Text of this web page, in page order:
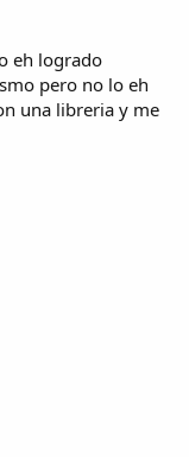
eh logrado
pero no lo eh
una libreria y me